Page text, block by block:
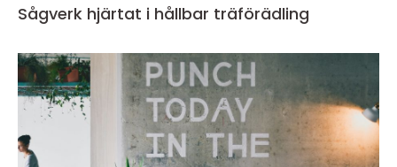
Sågverk hjärtat i hållbar träförädling